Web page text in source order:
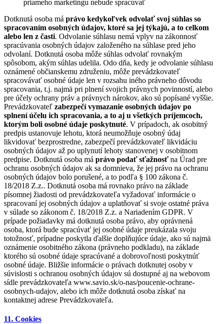
priameho marketingu nebude spracúvať
Dotknutá osoba má právo kedykoľvek odvolať svoj súhlas so
spracovaním osobných údajov, ktoré sa jej týkajú, a to celkom
alebo len z časti. Odvolanie súhlasu nemá vplyv na zákonnosť
spracúvania osobných údajov založeného na súhlase pred jeho
odvolaní. Dotknutá osoba môže súhlas odvolať rovnakým
spôsobom, akým súhlas udelila. Odo dňa, kedy je odvolanie súhlasu
oznámené občianskemu združeniu, môže prevádzkovateľ
spracovávať osobné údaje len v rozsahu iného právneho dôvodu
spracovania, t.j. najmä pri plnení svojich právnych povinností, alebo
pre účely ochrany práv a právnych nárokov, ako sú popísané vyššie.
Prevádzkovateľ zabezpečí vymazanie osobných údajov po
splnení účelu ich spracovania, a to aj u všetkých príjemcoch,
ktorým boli osobné údaje poskytnuté. V prípadoch, ak osobitný
predpis ustanovuje lehotu, ktorá neumožňuje osobný údaj
likvidovať bezprostredne, zabezpečí prevádzkovateľ likvidáciu
osobných údajov až po uplynutí lehoty stanovenej v osobitnom
predpise. Dotknutá osoba má právo podať sťažnosťna Úrad pre
ochranu osobných údajov ak sa domnieva, že jej právo na ochranu
osobných údajov bolo porušené, a to podľa § 100 zákona č.
18/2018 Z.z.. Dotknutá osoba má rovnako právo na základe
písomnej žiadosti od prevádzkovateľa vyžadovať informácie o
spracovaní jej osobných údajov a uplatňovať si svoje ostatné práva
v súlade so zákonom č. 18/2018 Z.z. a Nariadením GDPR. V
prípade požiadavky má dotknutá osoba právo, aby oprávnená
osoba, ktorá bude spracúvať jej osobné údaje preukázala svoju
totožnosť, prípadne poskytla ďalšie doplňujúce údaje, ako sú najmä
oznámenie osobitného zákona (právneho podkladu), na základe
ktorého sú osobné údaje spracúvané a dobrovoľnosti poskytnúť
osobné údaje. Bližšie informácie o právach dotknutej osoby v
súvislosti s ochranou osobných údajov sú dostupné aj na webovom
sídle prevádzkovateľa www.savio.sk/o-nas/poucenie-ochrane-
osobnych-udajov, alebo ich môže dotknutá osoba získať na
kontaktnej adrese Prevádzkovateľa.
11. Cookies